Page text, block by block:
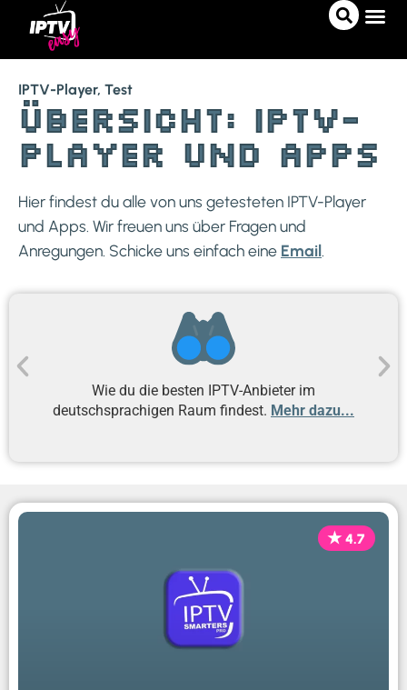
Wie du die besten IPTV-Anbieter im
deutschsprachigen Raum findest. Mehr dazu...
Wie
IPTV-Player, Test
Übersicht: IPTV-
Player und Apps
Hier findest du alle von uns getesteten IPTV-Player
und Apps. Wir freuen uns über Fragen und
Anregungen. Schicke uns einfach eine Email
4.7